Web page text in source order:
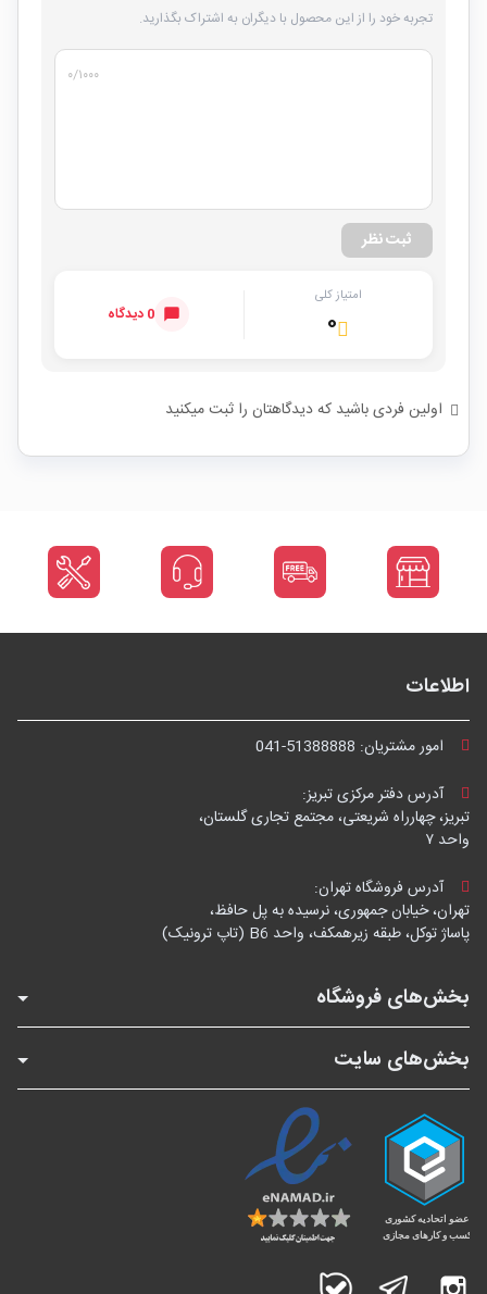
تجربه خود را از این محصول با دیگران به اشتراک بگذارید.
۰/۱۰۰۰
ثبت نظر
امتیاز کلی
۰ 0 دیدگاه
اولین فردی باشید که دیدگاهتان را ثبت میکنید
اطلاعات
امور مشتریان: 041-51388888
آدرس دفتر مرکزی تبریز:
تبریز، چهارراه شریعتی، مجتمع تجاری گلستان،
واحد ۷
آدرس فروشگاه تهران:
تهران، خیابان جمهوری، نرسیده به پل حافظ،
پاساژ توکل، طبقه زیرهمکف، واحد B6 (تاپ ترونیک)
بخش‌های فروشگاه
بخش‌های سایت
اینستاگرام تلگرام